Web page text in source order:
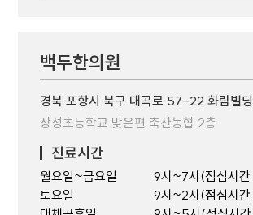
백두한의원
경북 포항시 북구 대곡로 57-22 화림빌
장성초등학교 맞은편 축산농협 2층
진료시간
월요일~금요일
토요일
9시~7시(점심시간
9시~2시(점심시간